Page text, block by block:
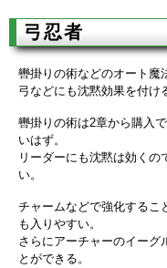
弓忍者
轡掛りの術などのオート魔
弓などにも沈黙効果を付け
轡掛りの術は2章から購入
いはず。
リーダーにも沈黙は効く
い。
チャームなどで強化するこ
も入りやすい。
さらにアーチャーのイーグ
とができる。